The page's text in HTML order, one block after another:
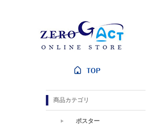
商品カテゴリ
ポスター